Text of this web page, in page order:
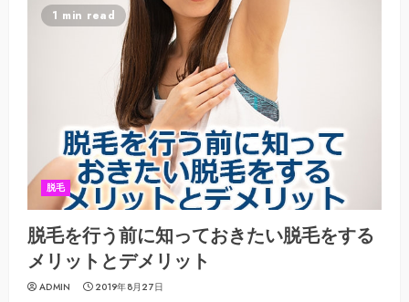
1 min read
脱毛
脱毛を行う前に知っておきたい脱毛をする
メリットとデメリット
ADMIN 2019年8月27日